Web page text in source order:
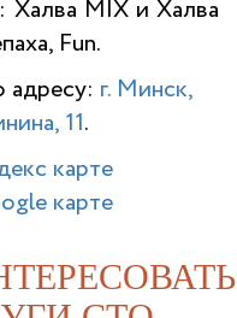
Халва MIX и Халва
Fun.
г. Минск,
11.
карте
карте